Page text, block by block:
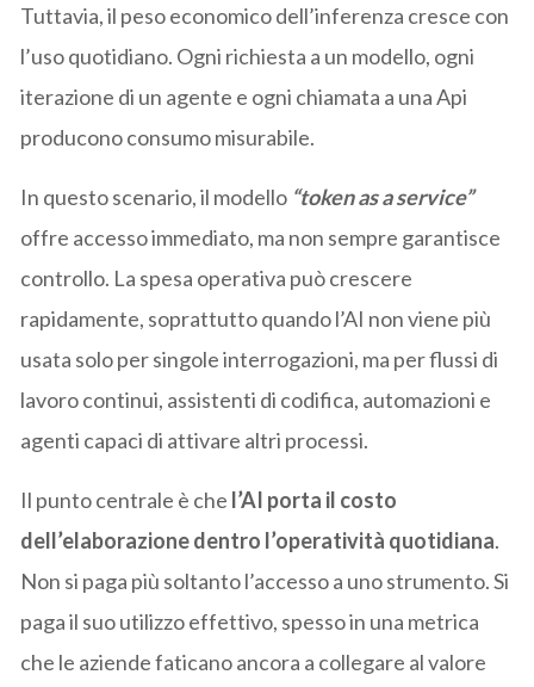
Tuttavia, il peso economico dell’inferenza cresce con
l’uso quotidiano. Ogni richiesta a un modello, ogni
iterazione di un agente e ogni chiamata a una Api
producono consumo misurabile.
In questo scenario, il modello “token as a service”
offre accesso immediato, ma non sempre garantisce
controllo. La spesa operativa può crescere
rapidamente, soprattutto quando l’AI non viene più
usata solo per singole interrogazioni, ma per flussi di
lavoro continui, assistenti di codifica, automazioni e
agenti capaci di attivare altri processi.
Il punto centrale è che l’AI porta il costo
dell’elaborazione dentro l’operatività quotidiana.
Non si paga più soltanto l’accesso a uno strumento. Si
paga il suo utilizzo effettivo, spesso in una metrica
che le aziende faticano ancora a collegare al valore